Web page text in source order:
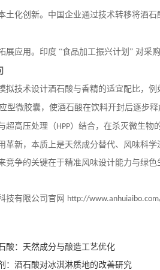
土化创新。中国企业通过技术转移将酒石
展应用。印度 “食品加工振兴计划” 对采
拟技术设计酒石酸与香精的适宜配比，例
型微胶囊，使酒石酸在饮料开封后逐步释
超高压处理（HPP）结合，在杀灭微生物
革新，本质上是天然成分替代、风味科
竞争的关键在于精准风味设计能力与绿
技有限公司官网 http://
酸：天然成分与酿造工艺优化
：酒石酸对冰淇淋质地的改善研究